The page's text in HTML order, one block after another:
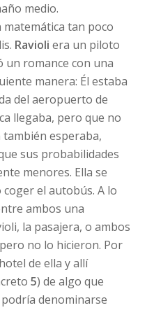
medio.
tan poco
Ravioli era un piloto
un romance con una
manera: Él estaba
del aeropuerto de
llegaba, pero que no
también esperaba,
sus probabilidades
menores. Ella se
el autobús. A lo
ambos una
la pasajera, o ambos
no lo hicieron. Por
de ella y allí
5) de algo que
denominarse